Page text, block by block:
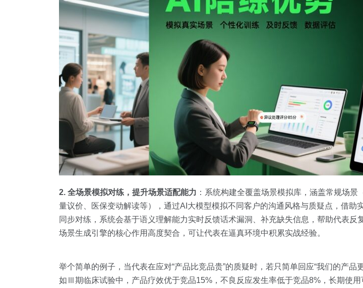
2. 全场景模拟对练，提升场景适配能力 ：系统构建全覆盖场景模拟库，涵盖常规场
量议价、医保变动解读等），通过AI大模型模拟不同客户的沟通风格与质疑点，借助
同步对练，系统会基于语义理解能力实时反馈话术漏洞、补充缺失信息，帮助代表
场景生成引擎的核心作用高度契合，可让代表在逼真环境中积累实战经验。
举个简单的例子，当代表在应对“产品比竞品贵”的质疑时，若只简单回应“我们的产品
如Ⅲ期临床试验中，产品疗效优于竞品15%，不良反应发生率低于竞品8%，长期使